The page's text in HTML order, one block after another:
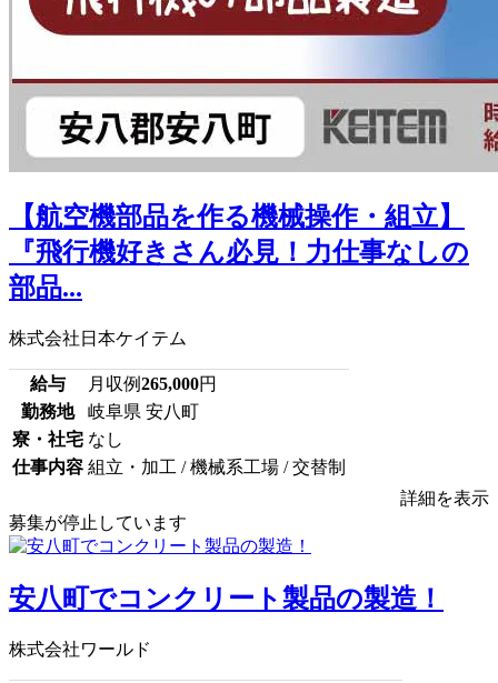
【航空機部品を作る機械操作・組立】
『飛行機好きさん必見！力仕事なしの
部品...
株式会社日本ケイテム
給与 月収例265,000円
勤務地
岐阜県 安八町
寮・社宅 なし
仕事内容 組立・加工 / 機械系工場 / 交替制
詳細を表示
募集が停止しています
安八町でコンクリート製品の製造！
株式会社ワールド